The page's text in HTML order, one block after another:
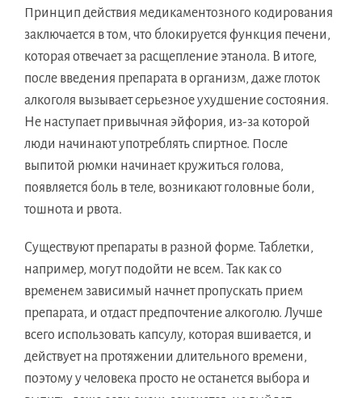
Принцип действия медикаментозного кодирования
заключается в том, что блокируется функция печени,
которая отвечает за расщепление этанола. В итоге,
после введения препарата в организм, даже глоток
алкоголя вызывает серьезное ухудшение состояния.
Не наступает привычная эйфория, из-за которой
люди начинают употреблять спиртное. После
выпитой рюмки начинает кружиться голова,
появляется боль в теле, возникают головные боли,
тошнота и рвота.
Существуют препараты в разной форме. Таблетки,
например, могут подойти не всем. Так как со
временем зависимый начнет пропускать прием
препарата, и отдаст предпочтение алкоголю. Лучше
всего использовать капсулу, которая вшивается, и
действует на протяжении длительного времени,
поэтому у человека просто не останется выбора и